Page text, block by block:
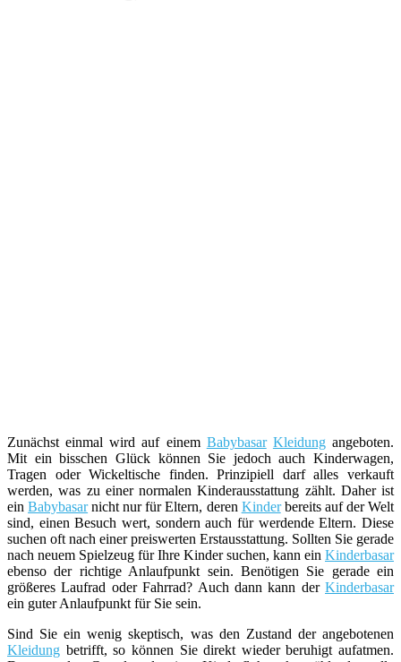
Zunächst einmal wird auf einem Babybasar Kleidungangeboten.
Mit ein bisschen Glück können Sie jedoch auch Kinderwagen,
Tragen oder Wickeltische finden. Prinzipiell darf alles verkauft
werden, was zu einer normalen Kinderausstattung zählt. Daher ist
einBabybasarnicht nur für Eltern, deren Kinderbereits auf der Welt
sind, einen Besuch wert, sondern auch für werdende Eltern. Diese
suchen oft nach einer preiswerten Erstausstattung. Sollten Sie gerade
nach neuem Spielzeug für Ihre Kinder suchen, kann ein Kinderbasar
ebenso der richtige Anlaufpunkt sein. Benötigen Sie gerade ein
größeres Laufrad oder Fahrrad? Auch dann kann der Kinderbasar
ein guter Anlaufpunkt für Sie sein.
Sind Sie ein wenig skeptisch, was den Zustand der angebotenen
Kleidung betrifft, so können Sie direkt wieder beruhigt aufatmen.